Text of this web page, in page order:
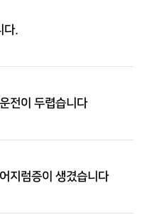
다.
전이 두렵습니다
지럼증이 생겼습니다